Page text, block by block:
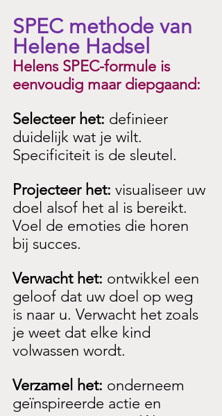
SPEC methode van
Helene Hadsel
Helens SPEC-formule is
eenvoudig maar diepgaand:
Selecteer het: definieer
duidelijk wat je wilt.
Specificiteit is de sleutel.
Projecteer het: visualiseer uw
doel alsof het al is bereikt.
Voel de emoties die horen
bij succes.
Verwacht het: ontwikkel een
geloof dat uw doel op weg
is naar u. Verwacht het zoals
je weet dat elke kind
volwassen wordt.
Verzamel het: onderneem
geïnspireerde actie en